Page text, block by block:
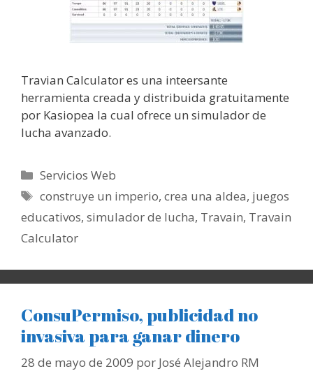
Travian Calculator es una inteersante
herramienta creada y distribuida gratuitamente
por Kasiopea la cual ofrece un simulador de
lucha avanzado.
Categorías
Servicios Web
Etiquetas
construye un imperio,crea una aldea, juegos
educativos, simulador de lucha, Travain, Travain
Calculator
ConsuPermiso, publicidad no
invasiva para ganar dinero
28 de mayo de 2009 por José Alejandro RM